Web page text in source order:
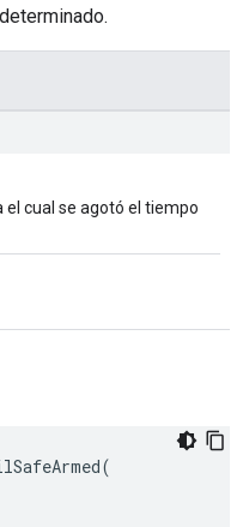
el cual se agotó el tiempo